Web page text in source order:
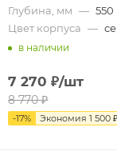
Глубина, мм — 550
Цвет корпуса —
в наличии
7 270 ₽/шт
8 770₽
-17% Экономия 1 500 ₽